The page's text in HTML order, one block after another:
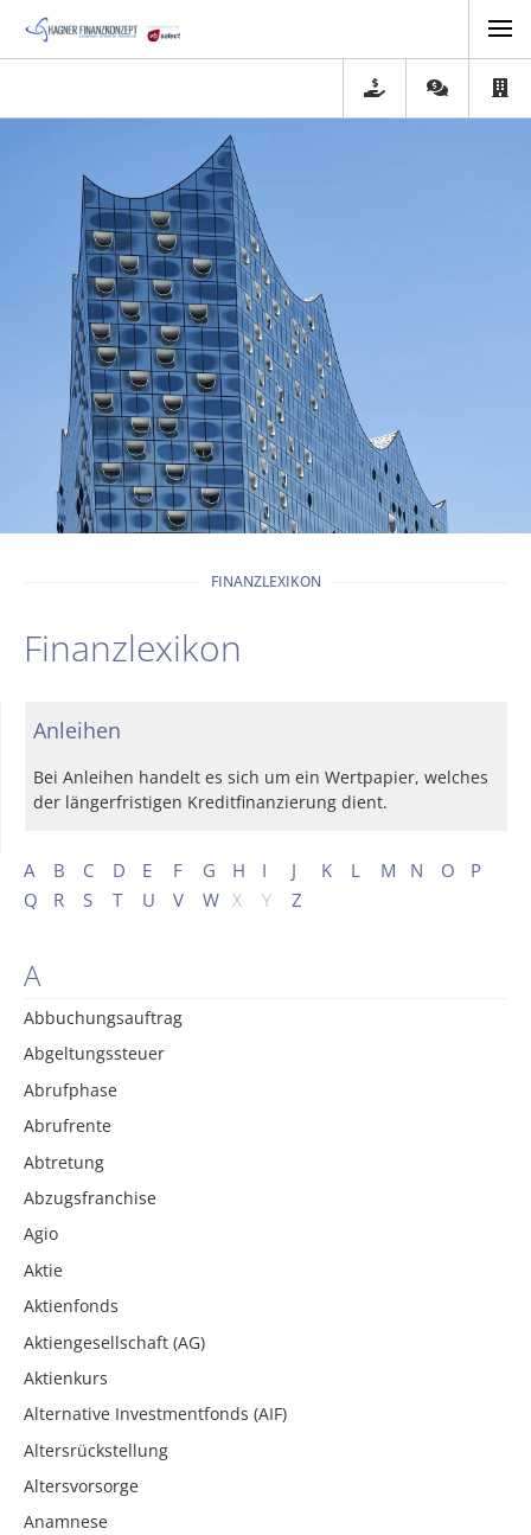
FINANZLEXIKON
Finanzlexikon
A B C D E F G H I J K L M N O
P
Q
R S T U V W X Y Z
A
Abbuchungsauftrag
Abgeltungssteuer
Abrufphase
Abrufrente
Abtretung
Abzugsfranchise
Agio
Aktie
Aktienfonds
Aktiengesellschaft (AG)
Aktienkurs
Alternative Investmentfonds (AIF)
Altersrückstellung
Altersvorsorge
Anamnese
Anleihen
Bei Anleihen handelt es sich um ein Wertpapier, welches
der längerfristigen Kreditfinanzierung dient.